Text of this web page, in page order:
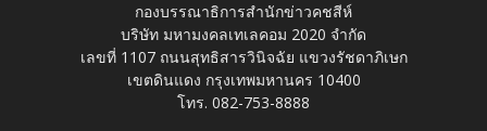
กองบรรณาธิการสำนักข่าวคชสีห์
บริษัท มหามงคลเทเลคอม 2020 จำกัด
เลขที่ 1107 ถนนสุทธิสารวินิจฉัย แขวงรัชดาภิเษก
เขตดินแดง กรุงเทพมหานคร 10400
โทร. 082-753-8888